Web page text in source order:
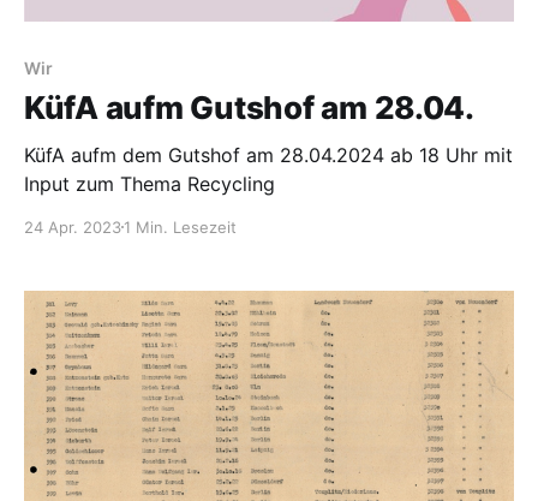
Wir
KüfA aufm Gutshof am 28.04.
KüfA aufm dem Gutshof am 28.04.2024 ab 18 Uhr mit
Input zum Thema Recycling
24 Apr. 20231 Min. Lesezeit